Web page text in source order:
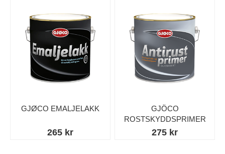
GJØCO EMALJELAKK
265 kr
GJÖCO
ROSTSKYDDSPRIMER
275 kr